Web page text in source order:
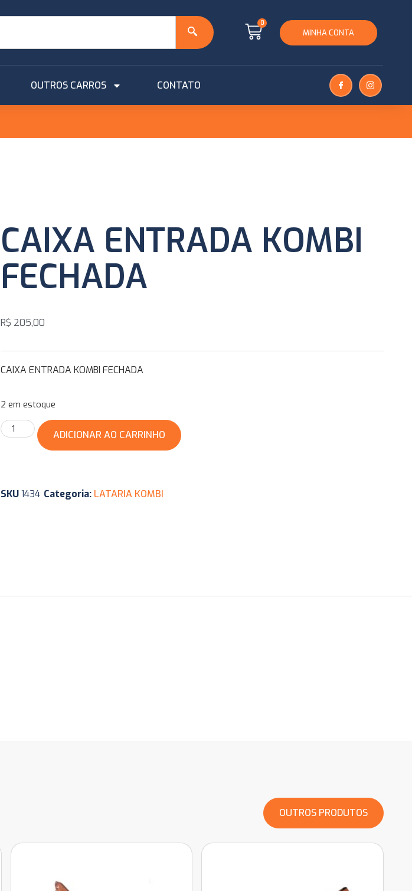
0
MINHA CONTA
OUTROS CARROS CONTATO
CAIXA ENTRADA KOMBI
FECHADA
R$ 205,00
CAIXA ENTRADA KOMBI FECHADA
2 em estoque
ADICIONAR AO CARRINHO
SKU1434 Categoria: LATARIA KOMBI
OUTROS PRODUTOS